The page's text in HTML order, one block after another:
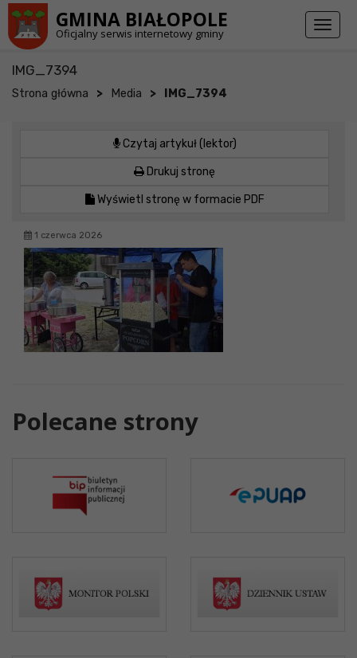
GMINA BIAŁOPOLE
Oficjalny serwis internetowy gminy
Toggle
IMG_7394
Strona główna > Media > IMG_7394
Czytaj artykuł (lektor)
Drukuj stronę
Wyświetl stronę w formacie PDF
1 czerwca 2026
Polecane strony